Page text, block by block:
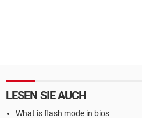
LESEN SIE AUCH
What is flash mode in bios